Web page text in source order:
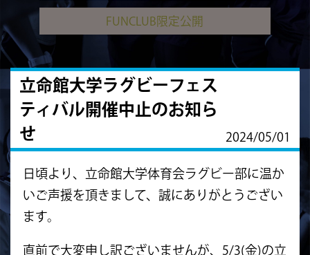
FUNCLUB限定公開
立命館大学ラグビーフェス
ティバル開催中止のお知ら
せ
2024/05/01
日頃より、立命館大学体育会ラグビー部に温か
いご声援を頂きまして、誠にありがとうござい
ます。
直前で大変申し訳ございませんが、5/3(金)の立